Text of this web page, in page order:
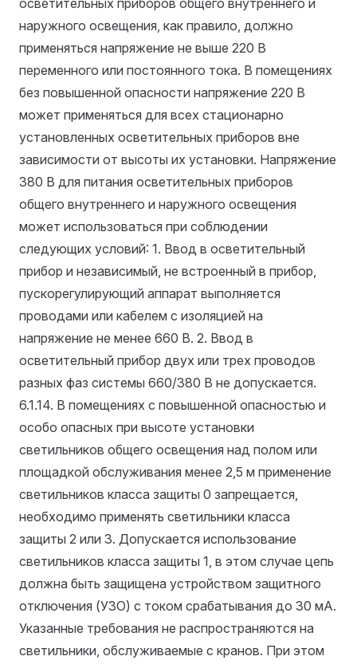
осветительных приборов общего внутреннего и
наружного освещения, как правило, должно
применяться напряжение не выше 220 В
переменного или постоянного тока. В помещениях
без повышенной опасности напряжение 220 В
может применяться для всех стационарно
установленных осветительных приборов вне
зависимости от высоты их установки. Напряжение
380 В для питания осветительных приборов
общего внутреннего и наружного освещения
может использоваться при соблюдении
следующих условий: 1. Ввод в осветительный
прибор и независимый, не встроенный в прибор,
пускорегулирующий аппарат выполняется
проводами или кабелем с изоляцией на
напряжение не менее 660 В. 2. Ввод в
осветительный прибор двух или трех проводов
разных фаз системы 660/380 В не допускается.
6.1.14. В помещениях с повышенной опасностью и
особо опасных при высоте установки
светильников общего освещения над полом или
площадкой обслуживания менее 2,5 м применение
светильников класса защиты 0 запрещается,
необходимо применять светильники класса
защиты 2 или 3. Допускается использование
светильников класса защиты 1, в этом случае цепь
должна быть защищена устройством защитного
отключения (УЗО) с током срабатывания до 30 мА.
Указанные требования не распространяются на
светильники, обслуживаемые с кранов. При этом